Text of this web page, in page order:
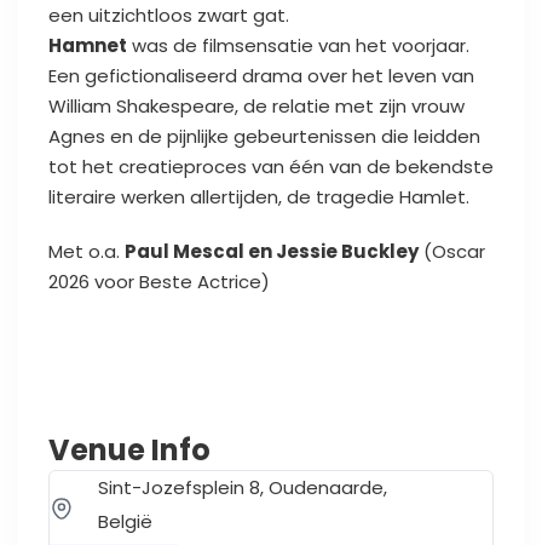
een uitzichtloos zwart gat.
Hamnet was de filmsensatie van het voorjaar.
Een gefictionaliseerd drama over het leven van
William Shakespeare, de relatie met zijn vrouw
Agnes en de pijnlijke gebeurtenissen die leidden
tot het creatieproces van één van de bekendste
literaire werken allertijden, de tragedie Hamlet.
Met o.a. Paul Mescal en Jessie Buckley(Oscar
2026 voor Beste Actrice)
Venue Info
Sint-Jozefsplein 8, Oudenaarde,
België